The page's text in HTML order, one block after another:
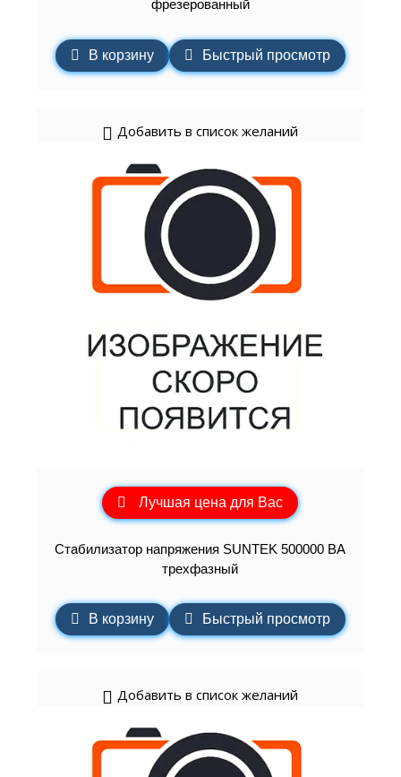
фрезерованный
В корзину Быстрый просмотр
Добавить в список желаний
Лучшая цена для Вас
Стабилизатор напряжения SUNTEK 500000 ВА
трехфазный
В корзину Быстрый просмотр
Добавить в список желаний